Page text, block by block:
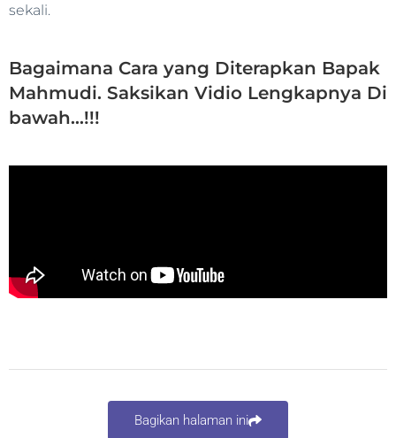
sekali.
Bagaimana Cara yang Diterapkan Bapak
Mahmudi. Saksikan Vidio Lengkapnya Di
bawah…!!!
Bagikan halaman ini